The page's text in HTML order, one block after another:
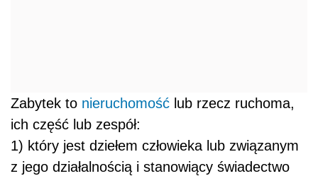
Zabytek to nieruchomość lub rzecz ruchoma,
ich część lub zespół:
1) który jest dziełem człowieka lub związanym
z jego działalnością i stanowiący świadectwo